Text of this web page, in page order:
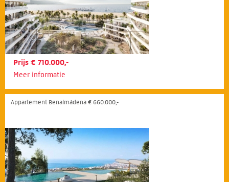
Prijs € 710.000,-
Meer informatie
Appartement Benalmádena € 660.000,-